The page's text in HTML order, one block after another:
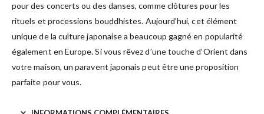
pour des concerts ou des danses, comme clôtures pour les
rituels et processions bouddhistes. Aujourd’hui, cet élément
unique de la culture japonaise a beaucoup gagné en popularité
également en Europe. Si vous rêvez d’une touche d’Orient dans
votre maison, un paravent japonais peut être une proposition
parfaite pour vous.